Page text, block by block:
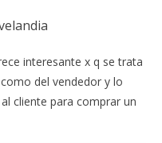
interesante x q se trata
del vendedor y lo
cliente para comprar un